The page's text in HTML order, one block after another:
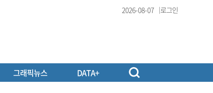
2026-08-07 로그인
그래픽뉴스 DATA+